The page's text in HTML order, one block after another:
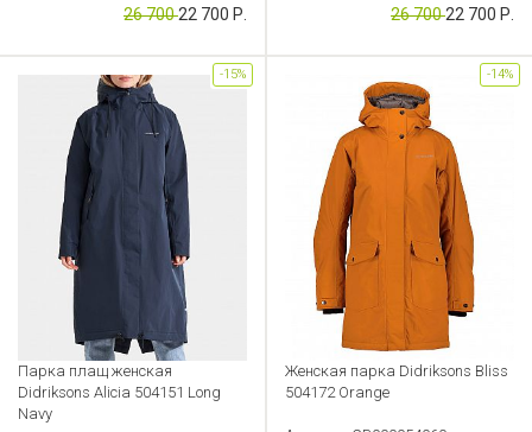
26 70022 700 Р. 26 70022 700 Р.
Парка плащ женская
Didriksons Alicia 504151 Long
Navy
-15%
Женская парка Didriksons Bliss
504172 Orange
-14%